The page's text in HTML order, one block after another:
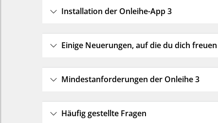
Installation der Onleihe-App 3
Einige Neuerungen, auf die du dich
Mindestanforderungen der Onleihe 3
Häufig gestellte Fragen